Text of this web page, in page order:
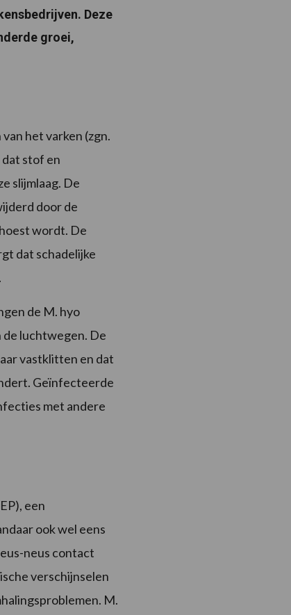
Deze
groei,
het varken (zgn.
stof en
slijmlaag. De
door de
wordt. De
dat schadelijke
de M. hyo
de luchtwegen. De
vastklitten en dat
Geïnfecteerde
met andere
een
ook wel eens
neus contact
verschijnselen
M.